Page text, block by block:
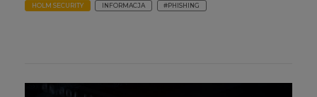
HOLM SECURITY INFORMACJA #PHISHING